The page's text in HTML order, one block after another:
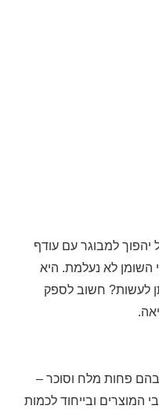
למבוגר עם עודף
לא נעלמת. היא
לעשות? חשוב לספק
פחות מלח וסוכר –
המוצרים ובייחוד לכמות